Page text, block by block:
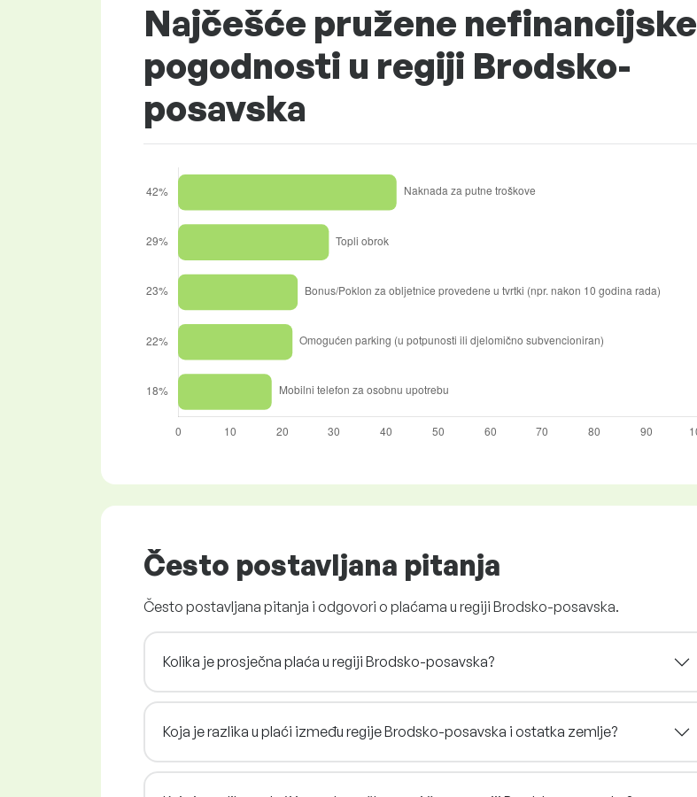
Najčešće pružene nefinancijske
pogodnosti u regiji Brodsko-
posavska
Često postavljana pitanja
Često postavljana pitanja i odgovori o plaćama u regiji Brodsko-posavska.
Kolika je prosječna plaća u regiji Brodsko-posavska?
Koja je razlika u plaći između regije Brodsko-posavska i ostatka zemlje?